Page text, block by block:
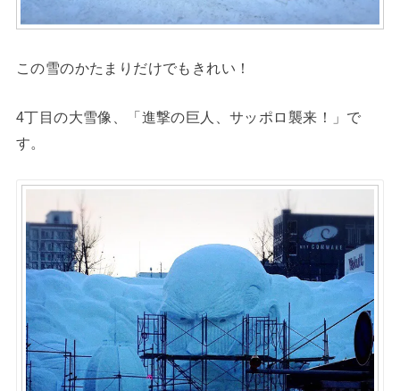
この雪のかたまりだけでもきれい！
4丁目の大雪像、「進撃の巨人、サッポロ襲来！」で
す。